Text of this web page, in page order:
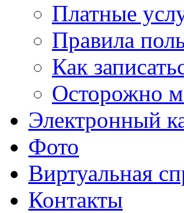
Платные
Правила
Как
Осторожно
Электронный
Фото
Виртуальная
Контакты